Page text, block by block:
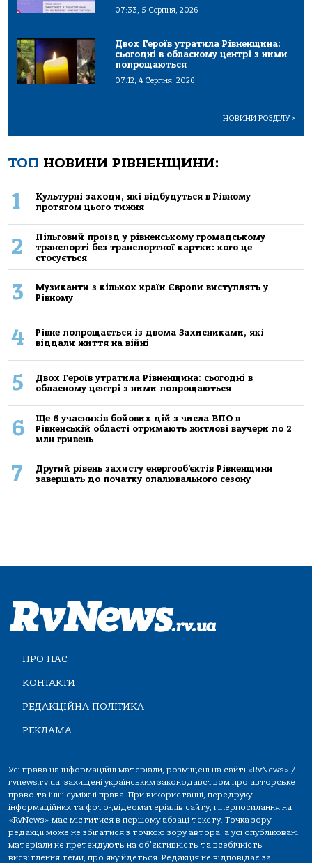
07:33, 5 Серпня, 2026
Двох Героїв утратила Рівненщина:
сьогодні в обласному центрі з ними
попрощаються
07:12, 4 Серпня, 2026
НОВИНИ РОЗДІЛУ>
ТОП НОВИНИ РІВНЕНЩИНИ:
1
Культурні заходи, які відбудуться в Рівному
протягом цього тижня
2
Пільговий проїзд у рівненському громадському
транспорті без транспортної картки: кого це
стосується
3
Музиканти з кількох країн Європи виступлять у
Рівному
4
Рівне попрощається із двома Захисниками, які
віддали життя на війні
5
Двох Героїв утратила Рівненщина: сьогодні в
обласному центрі з ними попрощаються
6
Ще 6 учасників бойових дій з числа ВПО в
Рівненській області отримають житлові ваучери по 2
млн гривень
7
Другий рівень захисту енергооб’єктів Рівненщини
завершать до початку опалювального сезону
ПРО НАС
КОНТАКТИ
РЕДАКЦІЙНА ПОЛІТИКА
РЕКЛАМА
Усі права на інформаційні матеріали, розміщені на сайті «RvNews» /
rvnews.rv.ua, захищені українським законодавством про авторське
право та інші суміжні права. При використанні, передруку
інформаційних та фото-,відеоматеріалів сайту, гіперпосилання на
«RvNews» має міститися в першому абзаці тексту. Точка зору
редакції може не збігатися з точкою зору автора, а усі опубліковані
матеріали не претендують на об'єктивність та всебічність
висвітлення теми, про яку йдеться. Редакція не відповідає за